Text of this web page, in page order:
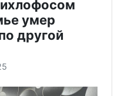
умер
другой